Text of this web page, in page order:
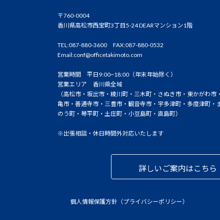
〒760-0004
香川県高松市西宝町3丁目5-24 DEARマンション1階
TEL:087-880-3600 FAX:087-880-0532
Email:conf@officetakimoto.com
営業時間 平日9:00~18:00（年末年始除く）
営業エリア 香川県全域
（高松市・坂出市・綾川町・三木町・さぬき市・東かがわ市
亀市・善通寺市・三豊市・観音寺市・宇多津町・多度津町・
のう町・琴平町・土庄町・小豆島町・直島町）
※出張相談・休日時間外対応いたします
詳しいご案内はこちら
個人情報保護方針（プライバシーポリシー）